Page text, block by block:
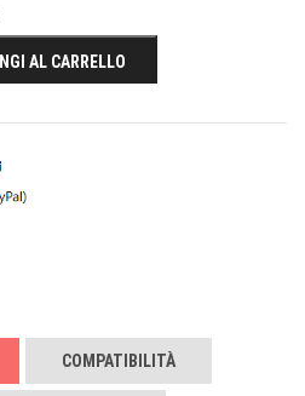
AL CARRELLO
COMPATIBILITÀ